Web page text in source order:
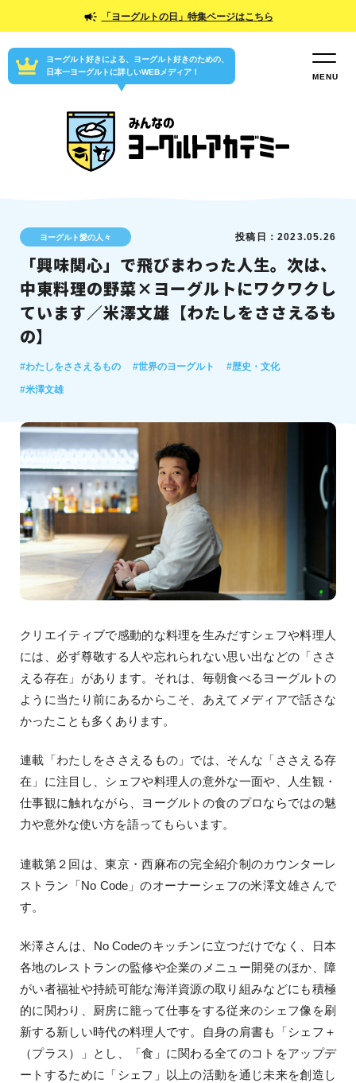
「ヨーグルトの日」特集ページはこちら
ヨーグルト好きによる、ヨーグルト好きのための、
日本一ヨーグルトに詳しいWEBメディア！
「興味関心」で飛びまわった人生。次は、
中東料理の野菜×ヨーグルトにワクワクし
ています／米澤文雄【わたしをささえるも
の】
ヨーグルト愛の人々 投稿日：2023.05.26
#わたしをささえるもの #世界のヨーグルト #歴史・文化
#米澤文雄
クリエイティブで感動的な料理を生みだすシェフや料理人
には、必ず尊敬する人や忘れられない思い出などの「ささ
える存在」があります。それは、毎朝食べるヨーグルトの
ように当たり前にあるからこそ、あえてメディアで話さな
かったことも多くあります。
連載「わたしをささえるもの」では、そんな「ささえる存
在」に注目し、シェフや料理人の意外な一面や、人生観・
仕事観に触れながら、ヨーグルトの食のプロならではの魅
力や意外な使い方を語ってもらいます。
連載第２回は、東京・西麻布の完全紹介制のカウンターレ
ストラン「No Code」のオーナーシェフの米澤文雄さんで
す。
米澤さんは、No Codeのキッチンに立つだけでなく、日本
各地のレストランの監修や企業のメニュー開発のほか、障
がい者福祉や持続可能な海洋資源の取り組みなどにも積極
的に関わり、厨房に籠って仕事をする従来のシェフ像を刷
新する新しい時代の料理人です。自身の肩書も「シェフ＋
（プラス）」とし、「食」に関わる全てのコトをアップデ
ートするために「シェフ」以上の活動を通じ未来を創造し